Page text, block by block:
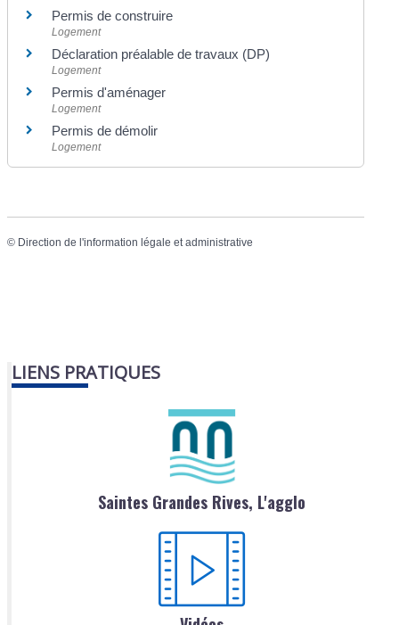
Permis de construire
Logement
Déclaration préalable de travaux (DP)
Logement
Permis d'aménager
Logement
Permis de démolir
Logement
© Direction de l'information légale et administrative
LIENS PRATIQUES
Saintes Grandes Rives, L'agglo